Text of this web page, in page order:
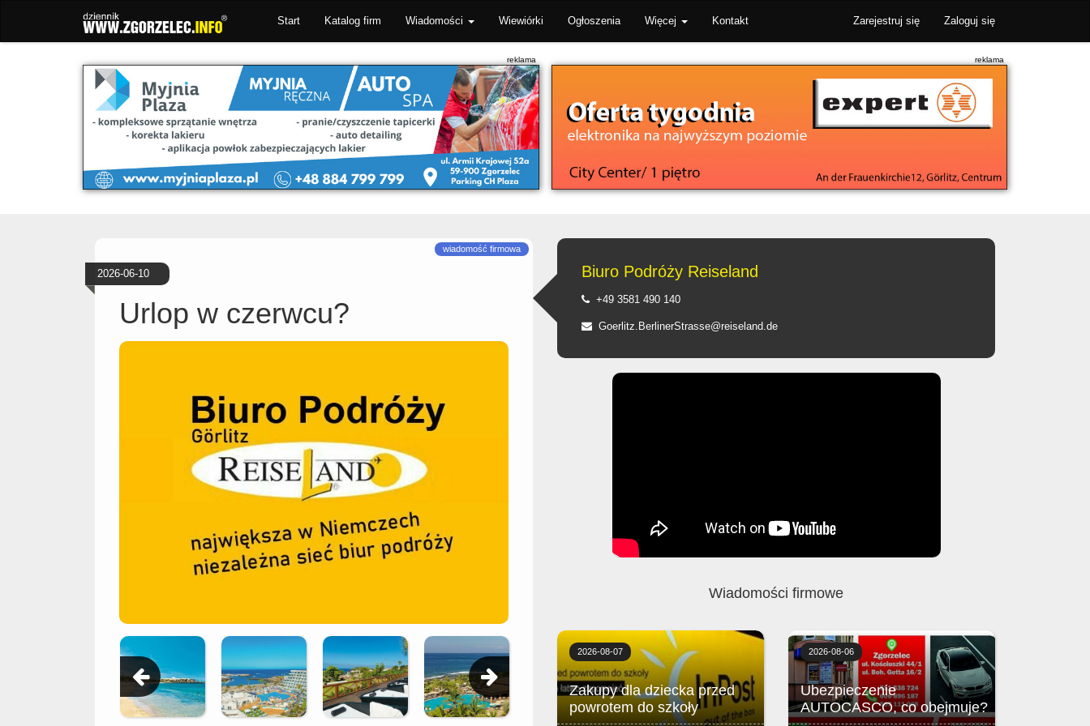
Start Katalog firm Wiadomości Wiewiórki Ogłoszenia Więcej Kontakt Zarejestruj się Zaloguj się
2026-06-10
Urlop w czerwcu?
Biuro Podróży Reiseland
+49 3581 490 140
Goerlitz.BerlinerStrasse@reiseland.de
Wiadomości firmowe
Zakupy dla dziecka przed
powrotem do szkoły
2026-08-07
Ubezpieczenie
AUTOCASCO, co obejmuje?
2026-08-06